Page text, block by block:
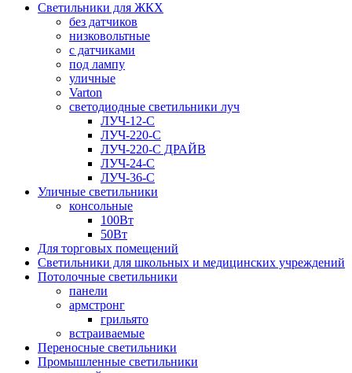
Светильники для ЖКХ
без датчиков
низковольтные
с датчиками
под лампу
уличные
Varton
светодиодные светильники луч
ЛУЧ-12-С
ЛУЧ-220-С
ЛУЧ-220-С ДРАЙВ
ЛУЧ-24-С
ЛУЧ-36-С
Уличные светильники
консольные
100Вт
50Вт
Для торговых помещений
Светильники для школьных и медицинских учреждений
Потолочные светильники
панели
армстронг
грильято
встраиваемые
Переносные светильники
Промышленные светильники